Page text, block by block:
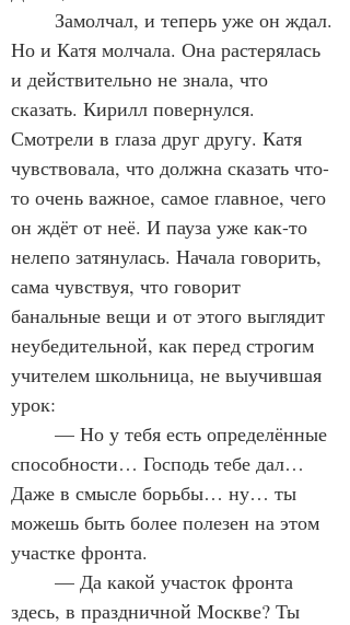
Но и Катя молчала. Она растерялась
и действительно не знала, что
сказать. Кирилл повернулся.
Смотрели в глаза друг другу. Катя
чувствовала, что должна сказать что-
то очень важное, самое главное, чего
он ждёт от неё. И пауза уже как-то
нелепо затянулась. Начала говорить,
сама чувствуя, что говорит
банальные вещи и от этого выглядит
неубедительной, как перед строгим
учителем школьница, не выучившая
урок:
способности… Господь тебе дал…
Даже в смысле борьбы… ну… ты
можешь быть более полезен на этом
участке фронта.
здесь, в праздничной Москве? Ты